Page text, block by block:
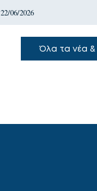
22/06/2026
Όλα τα νέα &